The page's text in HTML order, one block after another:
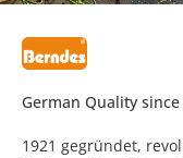
German Quality since
1921 gegründet,